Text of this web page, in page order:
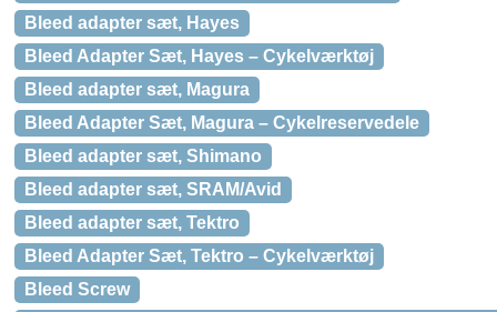
Bleed adapter sæt, Hayes
Bleed Adapter Sæt, Hayes – Cykelværktøj
Bleed adapter sæt, Magura
Bleed Adapter Sæt, Magura – Cykelreservedele
Bleed adapter sæt, Shimano
Bleed adapter sæt, SRAM/Avid
Bleed adapter sæt, Tektro
Bleed Adapter Sæt, Tektro – Cykelværktøj
Bleed Screw